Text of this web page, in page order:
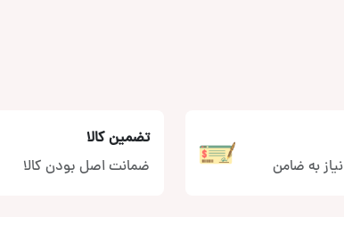
به ضامن
تضمین کالا
ضمانت اصل بودن کالا